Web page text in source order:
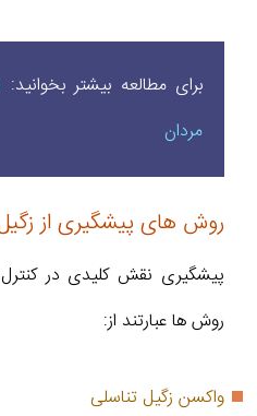
برای مطالعه بیشتر بخوانید:
مردان
روش های پیشگیری از
پیشگیری نقش کلیدی در
روش ها عبارتند از:
واکسن زگیل تناسلی